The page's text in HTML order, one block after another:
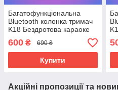
Багатофункціональна
Bluetooth колонка тримач
K18 Бездротова караоке
підставка для телефону
на 2 мікрофони
600 ₴ 690 ₴
Купити
Акційні пропозиції та